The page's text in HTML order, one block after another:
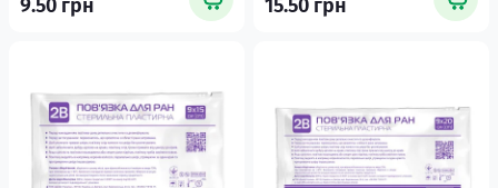
9.50 грн 15.50 грн